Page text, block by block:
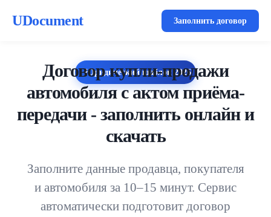
UDocument Заполнить договор
Юридический шаблон 2026
Договор купли-продажи
автомобиля с актом приёма-
передачи - заполнить онлайн и
скачать
Заполните данные продавца, покупателя
и автомобиля за 10–15 минут. Сервис
автоматически подготовит договор